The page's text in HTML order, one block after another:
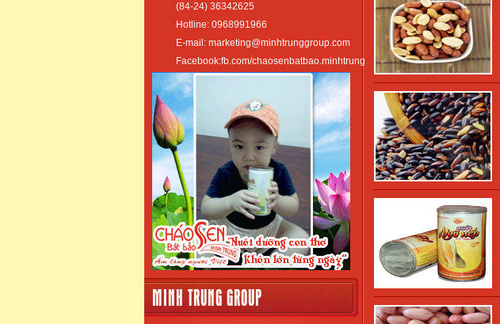
(84-24) 36342625
Hotline: 0968991966
E-mail: marketing@minhtrunggroup.com
Facebook:fb.com/chaosenbatbao.minhtrung
MINH TRUNG GROUP